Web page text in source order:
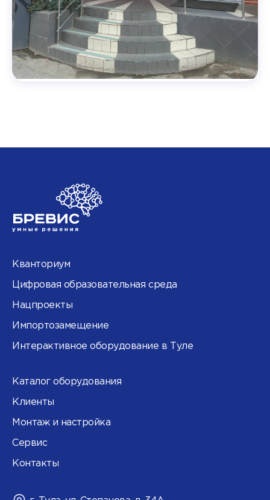
Кванториум
Цифровая образовательная среда
Нацпроекты
Импортозамещение
Интерактивное оборудование в Туле
Каталог оборудования
Клиенты
Монтаж и настройка
Сервис
Контакты